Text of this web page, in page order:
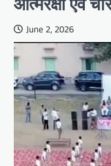
June 2, 2026